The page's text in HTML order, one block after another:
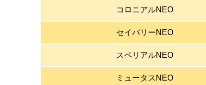
コロニアルNEO
セイバリーNEO
スペリアルNEO
ミュータスNEO